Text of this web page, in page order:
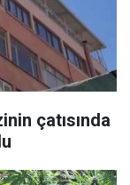
çatısında